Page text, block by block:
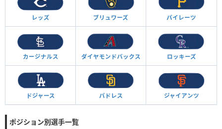
レッズ ブリュワーズ パイレーツ
カージナルス ダイヤモンドバックス ロッキーズ
ドジャース パドレス ジャイアンツ
ポジション別選手一覧